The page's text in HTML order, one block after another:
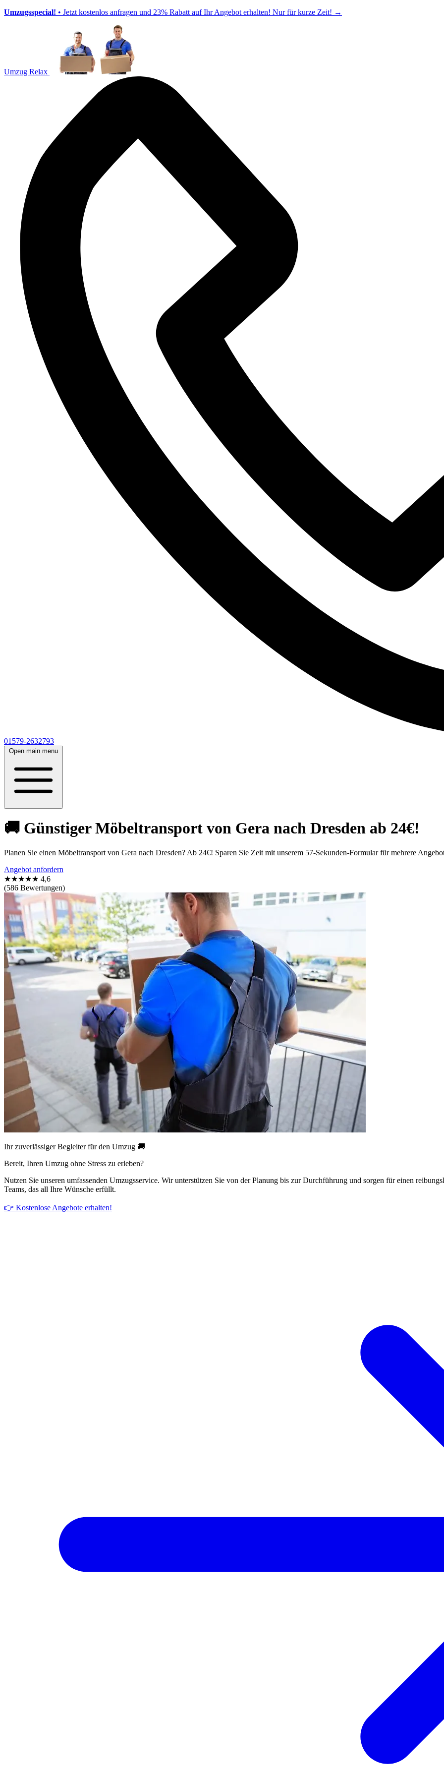
Umzugsspecial! • Jetzt kostenlos anfragen und 23% Rabatt auf Ihr Angebot erhalten! Nur für kurze Zeit! →
Umzug Relax
01579-2632793
Open main menu
🚚 Günstiger Möbeltransport von Gera nach Dresden ab 24€!
Planen Sie einen Möbeltransport von Gera nach Dresden? Ab 24€! Sparen Sie Zeit mit unserem 57-Sekunden-Formular für mehrere
Angebot anfordern
★★★★★ 4,6
(586 Bewertungen)
Ihr zuverlässiger Begleiter für den Umzug 🚚
Bereit, Ihren Umzug ohne Stress zu erleben?
Nutzen Sie unseren umfassenden Umzugsservice. Wir unterstützen Sie von der Planung bis zur Durchführung und sorgen für einen
Teams, das all Ihre Wünsche erfüllt.
👉 Kostenlose Angebote erhalten!